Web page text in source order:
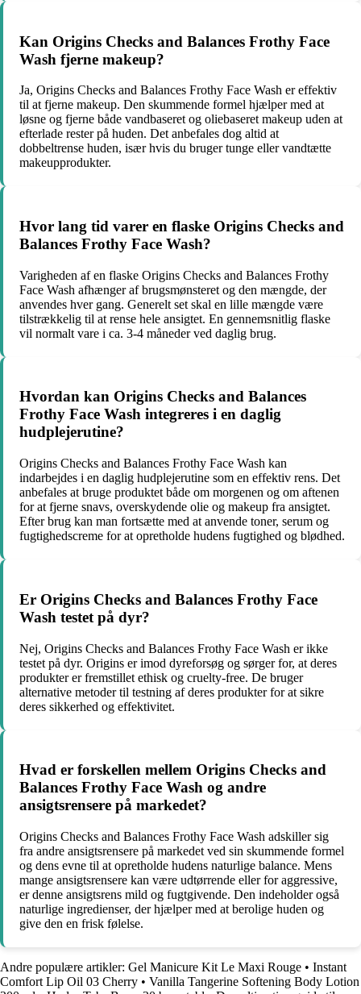
Kan Origins Checks and Balances Frothy Face
Wash fjerne makeup?
Ja, Origins Checks and Balances Frothy Face Wash er effektiv
til at fjerne makeup. Den skummende formel hjælper med at
løsne og fjerne både vandbaseret og oliebaseret makeup uden at
efterlade rester på huden. Det anbefales dog altid at
dobbeltrense huden, især hvis du bruger tunge eller vandtætte
makeupprodukter.
Hvor lang tid varer en flaske Origins Checks and
Balances Frothy Face Wash?
Varigheden af en flaske Origins Checks and Balances Frothy
Face Wash afhænger af brugsmønsteret og den mængde, der
anvendes hver gang. Generelt set skal en lille mængde være
tilstrækkelig til at rense hele ansigtet. En gennemsnitlig flaske
vil normalt vare i ca. 3-4 måneder ved daglig brug.
Hvordan kan Origins Checks and Balances
Frothy Face Wash integreres i en daglig
hudplejerutine?
Origins Checks and Balances Frothy Face Wash kan
indarbejdes i en daglig hudplejerutine som en effektiv rens. Det
anbefales at bruge produktet både om morgenen og om aftenen
for at fjerne snavs, overskydende olie og makeup fra ansigtet.
Efter brug kan man fortsætte med at anvende toner, serum og
fugtighedscreme for at opretholde hudens fugtighed og blødhed.
Er Origins Checks and Balances Frothy Face
Wash testet på dyr?
Nej, Origins Checks and Balances Frothy Face Wash er ikke
testet på dyr. Origins er imod dyreforsøg og sørger for, at deres
produkter er fremstillet ethisk og cruelty-free. De bruger
alternative metoder til testning af deres produkter for at sikre
deres sikkerhed og effektivitet.
Hvad er forskellen mellem Origins Checks and
Balances Frothy Face Wash og andre
ansigtsrensere på markedet?
Origins Checks and Balances Frothy Face Wash adskiller sig
fra andre ansigtsrensere på markedet ved sin skummende formel
og dens evne til at opretholde hudens naturlige balance. Mens
mange ansigtsrensere kan være udtørrende eller for aggressive,
er denne ansigtsrens mild og fugtgivende. Den indeholder også
naturlige ingredienser, der hjælper med at berolige huden og
give den en frisk følelse.
Andre populære artikler: Gel Manicure Kit Le Maxi Rouge • Instant
Comfort Lip Oil 03 Cherry • Vanilla Tangerine Softening Body Lotion